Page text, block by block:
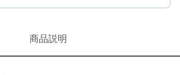
商品説明